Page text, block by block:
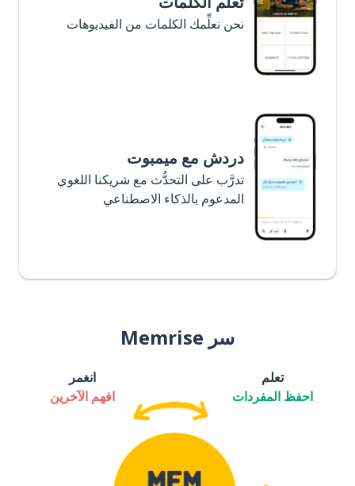
نحن نعلِّمك الكلمات من الفيديوهات
دردش مع ميمبوت
تدرَّب على التحدُّث مع شريكنا اللغوي
المدعوم بالذكاء الاصطناعي
سر Memrise
تعلم
احفظ المفردات
انغمر
افهم الآخرين